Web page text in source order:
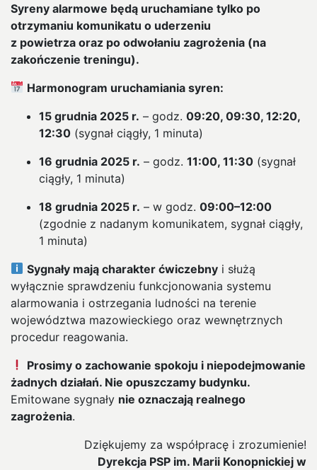
Syreny alarmowe będą uruchamiane tylko po
otrzymaniu komunikatu o uderzeniu
z powietrza oraz po odwołaniu zagrożenia (na
zakończenie treningu).
Harmonogram uruchamiania syren:
15 grudnia 2025 r. – godz. 09:20, 09:30, 12:20,
12:30 (sygnał ciągły, 1 minuta)
16 grudnia 2025 r. – godz. 11:00, 11:30 (sygnał
ciągły, 1 minuta)
18 grudnia 2025 r. – w godz. 09:00–12:00
(zgodnie z nadanym komunikatem, sygnał ciągły,
1 minuta)
Sygnały mają charakter ćwiczebny i służą
wyłącznie sprawdzeniu funkcjonowania systemu
alarmowania i ostrzegania ludności na terenie
województwa mazowieckiego oraz wewnętrznych
procedur reagowania.
Prosimy o zachowanie spokoju i niepodejmowanie
żadnych działań. Nie opuszczamy budynku.
Emitowane sygnały nie oznaczają realnego
zagrożenia.
Dziękujemy za współpracę i zrozumienie!
Dyrekcja PSP im. Marii Konopnickiej w